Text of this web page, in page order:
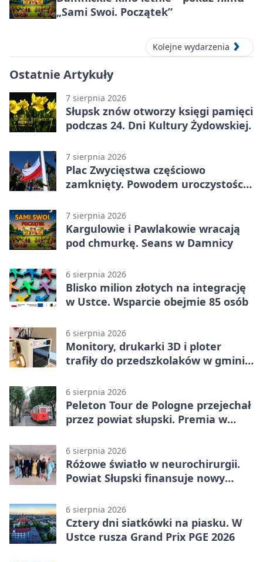
„Sami Swoi. Początek”
Kolejne wydarzenia
Ostatnie Artykuły
7 sierpnia 2026
Słupsk znów otworzy księgi pamięci
podczas 24. Dni Kultury Żydowskiej.
7 sierpnia 2026
Plac Zwycięstwa częściowo
zamknięty. Powodem uroczystości
7 sierpnia 2026
Kargulowie i Pawlakowie wracają
pod chmurkę. Seans w Damnicy
6 sierpnia 2026
Blisko milion złotych na integrację
w Ustce. Wsparcie obejmie 85 osób
6 sierpnia 2026
Monitory, drukarki 3D i ploter
trafiły do przedszkolaków w gminie
6 sierpnia 2026
Peleton Tour de Pologne przejechał
przez powiat słupski. Premia w
6 sierpnia 2026
Różowe światło w neurochirurgii.
Powiat Słupski finansuje nowy
6 sierpnia 2026
Cztery dni siatkówki na piasku. W
Ustce rusza Grand Prix PGE 2026